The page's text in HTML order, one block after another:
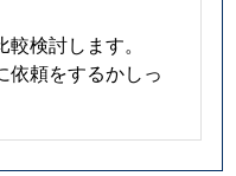
検討します。
依頼をするかしっ